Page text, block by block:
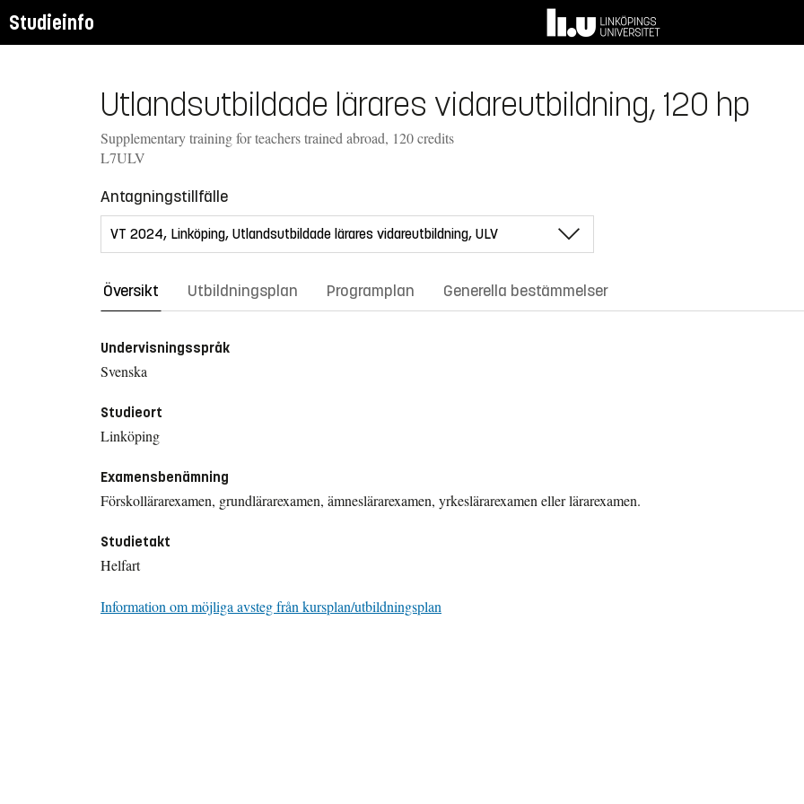
Studieinfo
Utlandsutbildade lärares vidareutbildning, 120 hp
Supplementary training for teachers trained abroad, 120 credits
L7ULV
Antagningstillfälle
Översikt Utbildningsplan Programplan Generella bestämmelser
Undervisningsspråk
Svenska
Studieort
Linköping
Examensbenämning
Förskollärarexamen, grundlärarexamen, ämneslärarexamen, yrkeslärarexamen eller lärarexamen.
Studietakt
Helfart
Information om möjliga avsteg från kursplan/utbildningsplan